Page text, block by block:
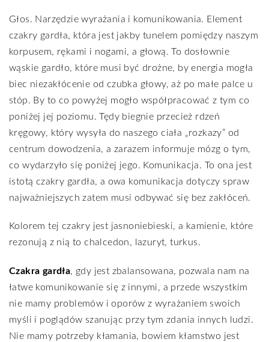
Głos. Narzędzie wyrażania i komunikowania. Element
czakry gardła, która jest jakby tunelem pomiędzy naszym
korpusem, rękami i nogami, a głową. To dosłownie
wąskie gardło, które musi być drożne, by energia mogła
biec niezakłócenie od czubka głowy, aż po małe palce u
stóp. By to co powyżej mogło współpracować z tym co
poniżej jej poziomu. Tędy biegnie przecież rdzeń
kręgowy, który wysyła do naszego ciała „rozkazy” od
centrum dowodzenia, a zarazem informuje mózg o tym,
co wydarzyło się poniżej jego. Komunikacja. To ona jest
istotą czakry gardła, a owa komunikacja dotyczy spraw
najważniejszych zatem musi odbywać się bez zakłóceń.
Kolorem tej czakry jest jasnoniebieski, a kamienie, które
rezonują z nią to chalcedon, lazuryt, turkus.
Czakra gardła, gdy jest zbalansowana, pozwala nam na
łatwe komunikowanie się z innymi, a przede wszystkim
nie mamy problemów i oporów z wyrażaniem swoich
myśli i poglądów szanując przy tym zdania innych ludzi.
Nie mamy potrzeby kłamania, bowiem kłamstwo jest